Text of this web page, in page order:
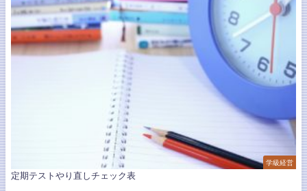
学級経営
定期テストやり直しチェック表